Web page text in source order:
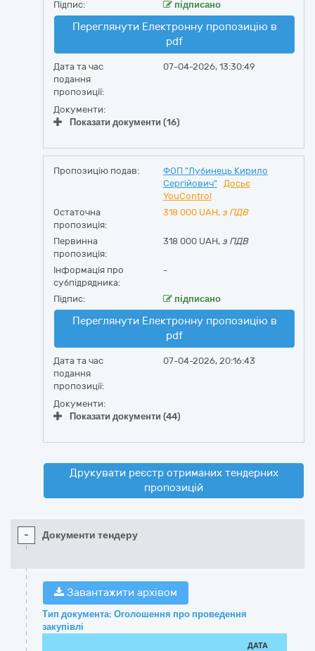
Підпис: підписано
Переглянути Електронну пропозицію в
pdf
Дата та час
подання
пропозиції:
07-04-2026, 13:30:49
Документи:
Показати документи (16)
Пропозицію подав:
ФОП "Лубинець Кирило
Сергійович"
Досьє
YouControl
Остаточна
пропозиція:
318 000 UAH, з ПДВ
Первинна
пропозиція:
318 000 UAH, з ПДВ
Інформація про
субпідрядника:
-
Підпис: підписано
Переглянути Електронну пропозицію в
pdf
Дата та час
подання
пропозиції:
07-04-2026, 20:16:43
Документи:
Показати документи (44)
Друкувати реєстр отриманих тендерних
пропозицій
- Документи тендеру
Завантажити архівом
Тип документа: Оголошення про проведення
закупівлі
ДАТА